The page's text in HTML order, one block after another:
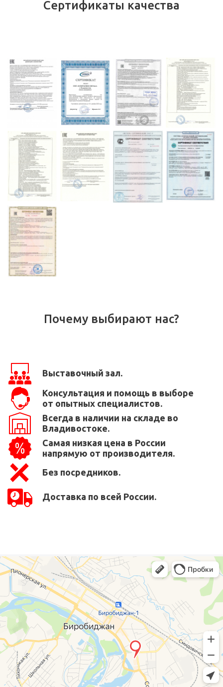
Сертификаты качества
Почему выбирают нас?
Выставочный зал.
Консультация и помощь в выборе
от опытных специалистов.
Всегда в наличии на складе во
Владивостоке.
Самая низкая цена в России
напрямую от производителя.
Без посредников.
Доставка по всей России.